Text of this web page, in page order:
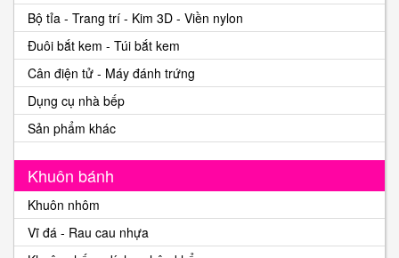
Bộ tỉa - Trang trí - Kim 3D - Viền nylon
Đuôi bắt kem - Túi bắt kem
Cân điện tử - Máy đánh trứng
Dụng cụ nhà bếp
Sản phẩm khác
Khuôn bánh
Khuôn nhôm
Vĩ đá - Rau cau nhựa